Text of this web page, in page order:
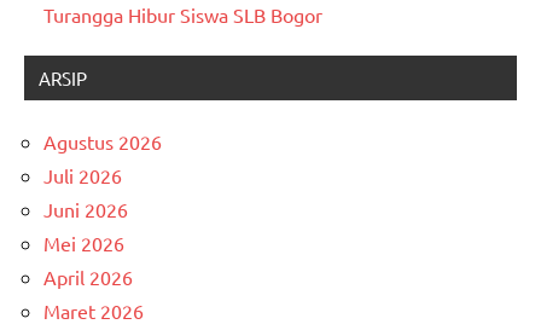
Turangga Hibur Siswa SLB Bogor
ARSIP
Agustus 2026
Juli 2026
Juni 2026
Mei 2026
April 2026
Maret 2026